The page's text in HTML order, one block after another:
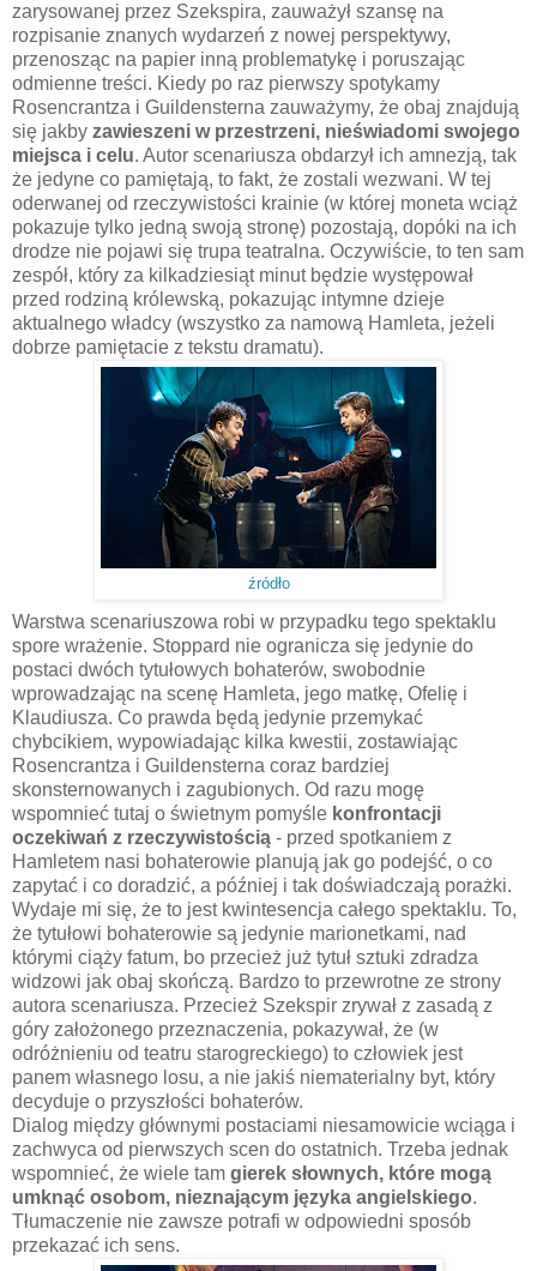
zarysowanej przez Szekspira, zauważył szansę na
rozpisanie znanych wydarzeń z nowej perspektywy,
przenosząc na papier inną problematykę i poruszając
odmienne treści. Kiedy po raz pierwszy spotykamy
Rosencrantza i Guildensterna zauważymy, że obaj znajdują
się jakby zawieszeni w przestrzeni, nieświadomi swojego
miejsca i celu. Autor scenariusza obdarzył ich amnezją, tak
że jedyne co pamiętają, to fakt, że zostali wezwani. W tej
oderwanej od rzeczywistości krainie (w której moneta wciąż
pokazuje tylko jedną swoją stronę) pozostają, dopóki na ich
drodze nie pojawi się trupa teatralna. Oczywiście, to ten sam
zespół, który za kilkadziesiąt minut będzie występował
przed rodziną królewską, pokazując intymne dzieje
aktualnego władcy (wszystko za namową Hamleta, jeżeli
dobrze pamiętacie z tekstu dramatu).
źródło
Warstwa scenariuszowa robi w przypadku tego spektaklu
spore wrażenie. Stoppard nie ogranicza się jedynie do
postaci dwóch tytułowych bohaterów, swobodnie
wprowadzając na scenę Hamleta, jego matkę, Ofelię i
Klaudiusza. Co prawda będą jedynie przemykać
chybcikiem, wypowiadając kilka kwestii, zostawiając
Rosencrantza i Guildensterna coraz bardziej
skonsternowanych i zagubionych. Od razu mogę
wspomnieć tutaj o świetnym pomyśle konfrontacji
oczekiwań z rzeczywistością - przed spotkaniem z
Hamletem nasi bohaterowie planują jak go podejść, o co
zapytać i co doradzić, a później i tak doświadczają porażki.
Wydaje mi się, że to jest kwintesencja całego spektaklu. To,
że tytułowi bohaterowie są jedynie marionetkami, nad
którymi ciąży fatum, bo przecież już tytuł sztuki zdradza
widzowi jak obaj skończą. Bardzo to przewrotne ze strony
autora scenariusza. Przecież Szekspir zrywał z zasadą z
góry założonego przeznaczenia, pokazywał, że (w
odróżnieniu od teatru starogreckiego) to człowiek jest
panem własnego losu, a nie jakiś niematerialny byt, który
decyduje o przyszłości bohaterów.
Dialog między głównymi postaciami niesamowicie wciąga i
zachwyca od pierwszych scen do ostatnich. Trzeba jednak
wspomnieć, że wiele tam gierek słownych, które mogą
umknąć osobom, nieznającym języka angielskiego.
Tłumaczenie nie zawsze potrafi w odpowiedni sposób
przekazać ich sens.